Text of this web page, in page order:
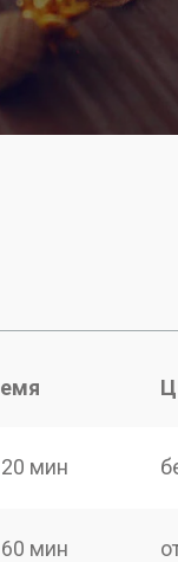
20 мин
60 мин